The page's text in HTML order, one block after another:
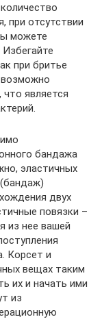
при отсутствии
можете
при бритье
что является
бандажа
эластичных
двух
повязки –
из нее вашей
Корсет и
вещах таким
их и начать ими
из